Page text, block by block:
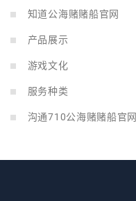
知道公海赌赌船官网
产品展示
游戏文化
服务种类
沟通710公海赌赌船官网